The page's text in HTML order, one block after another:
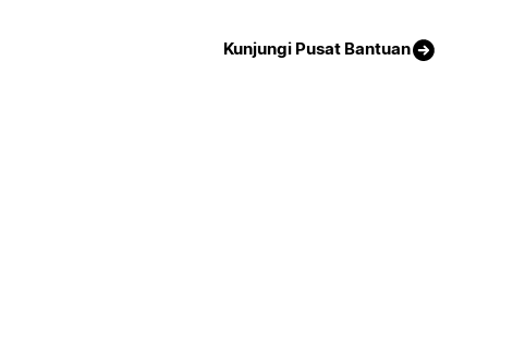
Kunjungi Pusat Bantuan